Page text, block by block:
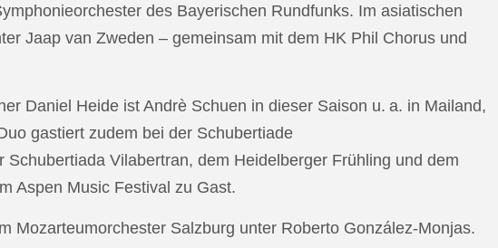
des Bayerischen Rundfunks. Im asiatischen
Jaap van Zweden – gemeinsam mit dem HK Phil Chorus und
Daniel Heide ist Andrè Schuen in dieser Saison u. a. in Mailand,
gastiert zudem bei der Schubertiade
Vilabertran, dem Heidelberger Frühling und dem
Aspen Music Festival zu Gast.
Mozarteumorchester Salzburg unter Roberto González-Monjas.